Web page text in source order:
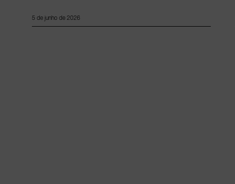
5 de junho de 2026